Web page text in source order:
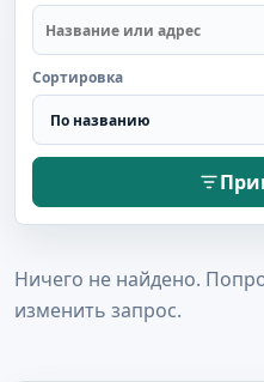
Сортировка
Ничего не найдено.
изменить запрос.